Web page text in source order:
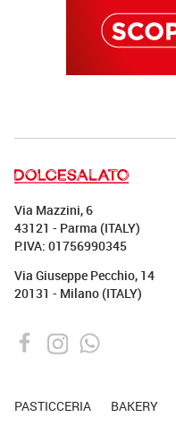
Via Mazzini, 6
43121 - Parma (ITALY)
P.IVA: 01756990345
Via Giuseppe Pecchio, 14
20131 - Milano (ITALY)
PASTICCERIA BAKERY